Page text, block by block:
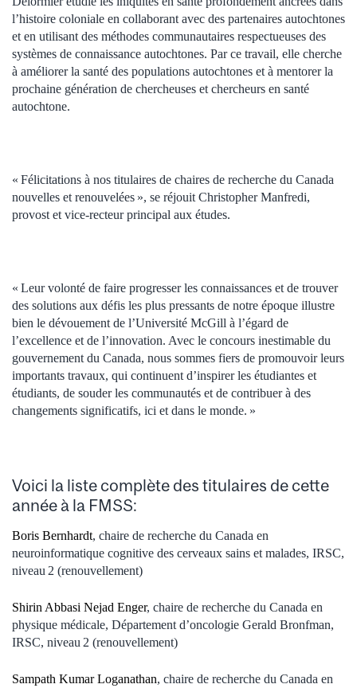
l’histoire coloniale en collaborant avec des partenaires autochtones
et en utilisant des méthodes communautaires respectueuses des
systèmes de connaissance autochtones. Par ce travail, elle cherche
à améliorer la santé des populations autochtones et à mentorer la
prochaine génération de chercheuses et chercheurs en santé
autochtone.
« Félicitations à nos titulaires de chaires de recherche du Canada
nouvelles et renouvelées », se réjouit Christopher Manfredi,
provost et vice-recteur principal aux études.
« Leur volonté de faire progresser les connaissances et de trouver
des solutions aux défis les plus pressants de notre époque illustre
bien le dévouement de l’Université McGill à l’égard de
l’excellence et de l’innovation. Avec le concours inestimable du
gouvernement du Canada, nous sommes fiers de promouvoir leurs
importants travaux, qui continuent d’inspirer les étudiantes et
étudiants, de souder les communautés et de contribuer à des
changements significatifs, ici et dans le monde. »
Voici la liste complète des titulaires de cette
année à la FMSS:
Boris Bernhardt, chaire de recherche du Canada en
neuroinformatique cognitive des cerveaux sains et malades, IRSC,
niveau 2 (renouvellement)
Shirin Abbasi Nejad Enger, chaire de recherche du Canada en
physique médicale, Département d’oncologie Gerald Bronfman,
IRSC, niveau 2 (renouvellement)
Sampath Kumar Loganathan, chaire de recherche du Canada en